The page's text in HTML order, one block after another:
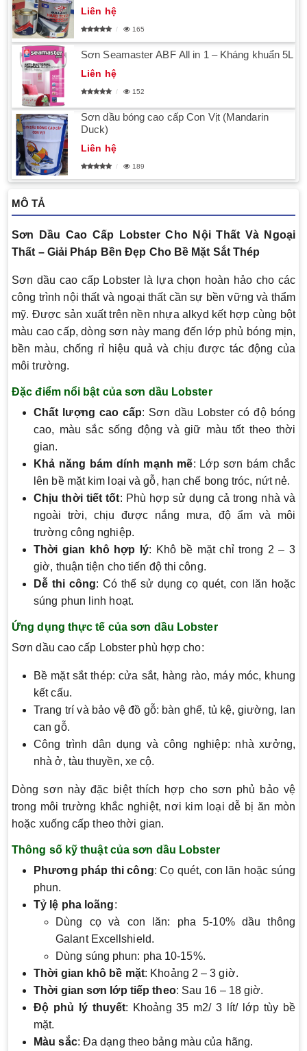
Liên hệ
165
Sơn Seamaster ABF All in 1 – Kháng khuẩn 5L
Liên hệ
152
Sơn dầu bóng cao cấp Con Vịt (Mandarin
Duck)
Liên hệ
189
MÔ TẢ
Sơn Dầu Cao Cấp Lobster Cho Nội Thất Và Ngoại
Thất – Giải Pháp Bền Đẹp Cho Bề Mặt Sắt Thép
Sơn dầu cao cấp Lobster là lựa chọn hoàn hảo cho các
công trình nội thất và ngoại thất cần sự bền vững và thẩm
mỹ. Được sản xuất trên nền nhựa alkyd kết hợp cùng bột
màu cao cấp, dòng sơn này mang đến lớp phủ bóng mịn,
bền màu, chống rỉ hiệu quả và chịu được tác động của
môi trường.
Đặc điểm nổi bật của sơn dầu Lobster
Chất lượng cao cấp: Sơn dầu Lobster có độ bóng
cao, màu sắc sống động và giữ màu tốt theo thời
gian.
Khả năng bám dính mạnh mẽ: Lớp sơn bám chắc
lên bề mặt kim loại và gỗ, hạn chế bong tróc, nứt nẻ.
Chịu thời tiết tốt: Phù hợp sử dụng cả trong nhà và
ngoài trời, chịu được nắng mưa, độ ẩm và môi
trường công nghiệp.
Thời gian khô hợp lý: Khô bề mặt chỉ trong 2 – 3
giờ, thuận tiện cho tiến độ thi công.
Dễ thi công: Có thể sử dụng cọ quét, con lăn hoặc
súng phun linh hoạt.
Ứng dụng thực tế của sơn dầu Lobster
Sơn dầu cao cấp Lobster phù hợp cho:
Bề mặt sắt thép: cửa sắt, hàng rào, máy móc, khung
kết cấu.
Trang trí và bảo vệ đồ gỗ: bàn ghế, tủ kệ, giường, lan
can gỗ.
Công trình dân dụng và công nghiệp: nhà xưởng,
nhà ở, tàu thuyền, xe cộ.
Dòng sơn này đặc biệt thích hợp cho sơn phủ bảo vệ
trong môi trường khắc nghiệt, nơi kim loại dễ bị ăn mòn
hoặc xuống cấp theo thời gian.
Thông số kỹ thuật của sơn dầu Lobster
Phương pháp thi công: Cọ quét, con lăn hoặc súng
phun.
Tỷ lệ pha loãng:
Dùng cọ và con lăn: pha 5-10% dầu thông
Galant Excellshield.
Dùng súng phun: pha 10-15%.
Thời gian khô bề mặt: Khoảng 2 – 3 giờ.
Thời gian sơn lớp tiếp theo: Sau 16 – 18 giờ.
Độ phủ lý thuyết: Khoảng 35 m2/ 3 lít/ lớp tùy bề
mặt.
Màu sắc: Đa dạng theo bảng màu của hãng.